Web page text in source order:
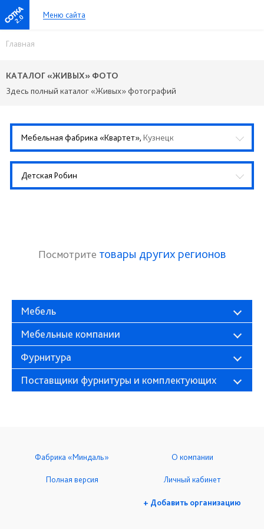
2.0 Меню сайта
Главная
КАТАЛОГ «ЖИВЫХ» ФОТО
Здесь полный каталог «Живых» фотографий
Мебельная фабрика «Квартет», Кузнецк
Детская Робин
Посмотрите товары других регионов
Мебель
Мебельные компании
Фурнитура
Поставщики фурнитуры и комплектующих
Фабрика «Миндаль» О компании
Полная версия Личный кабинет
+ Добавить организацию